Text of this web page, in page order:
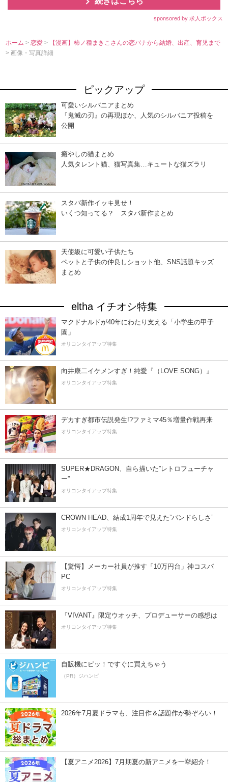
sponsored by 求人ボックス
ホーム >恋愛>
【漫画】柿ノ種まきこさんの恋バナから結婚、出産、育児まで
> 画像・写真詳細
ピックアップ
可愛いシルバニアまとめ
『鬼滅の刃』の再現ほか、人気のシルバニア投稿を
公開
癒やしの猫まとめ
人気タレント猫、猫写真集…キュートな猫ズラリ
スタバ新作イッキ見せ！
いくつ知ってる？ スタバ新作まとめ
天使級に可愛い子供たち
ペットと子供の仲良しショット他、SNS話題キッズ
まとめ
eltha イチオシ特集
マクドナルドが40年にわたり支える「小学生の甲子
園」
オリコンタイアップ特集
向井康二イケメンすぎ！純愛『（LOVE SONG）』
オリコンタイアップ特集
デカすぎ都市伝説発生!?ファミマ45％増量作戦再来
オリコンタイアップ特集
SUPER★DRAGON、自ら描いた”レトロフューチャ
ー”
オリコンタイアップ特集
CROWN HEAD、結成1周年で見えた”バンドらしさ”
オリコンタイアップ特集
【驚愕】メーカー社員が推す「10万円台」神コスパ
PC
オリコンタイアップ特集
『VIVANT』限定ウオッチ、プロデューサーの感想は
オリコンタイアップ特集
自販機にピッ！ですぐに買えちゃう
（PR）ジハンピ
2026年7月夏ドラマも、注目作＆話題作が勢ぞろい！
【夏アニメ2026】7月期夏の新アニメを一挙紹介！